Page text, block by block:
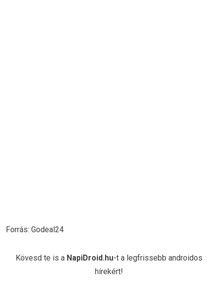
Forrás: Godeal24
Kövesd te is a NapiDroid.hu-t a legfrissebb androidos
hírekért!